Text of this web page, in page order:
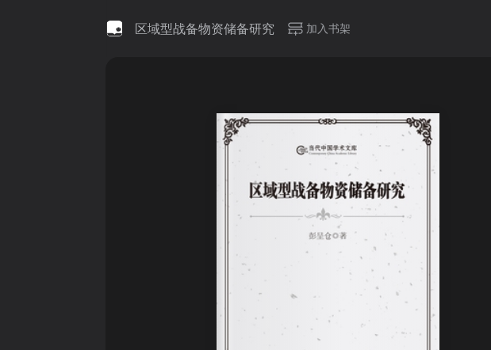
区域型战备物资储备研究 加入书架